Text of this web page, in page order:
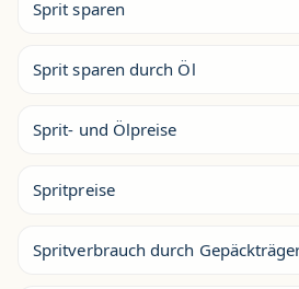
Sprit sparen
Sprit sparen durch Öl
Sprit- und Ölpreise
Spritpreise
Spritverbrauch durch